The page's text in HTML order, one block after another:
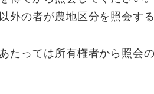
外の者が農地区分を照会す
たっては所有権者から照会